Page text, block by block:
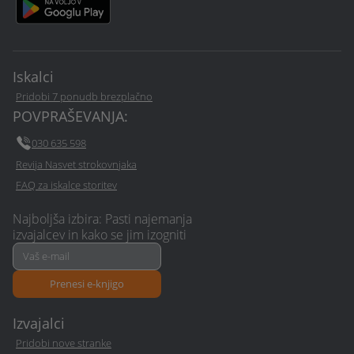
Iskalci
Pridobi 7 ponudb brezplačno
POVPRAŠEVANJA:
030 635 598
Revija Nasvet strokovnjaka
FAQ za iskalce storitev
Najboljša izbira: Pasti najemanja
izvajalcev in kako se jim izogniti
Prenesi e-knjigo
Izvajalci
Pridobi nove stranke